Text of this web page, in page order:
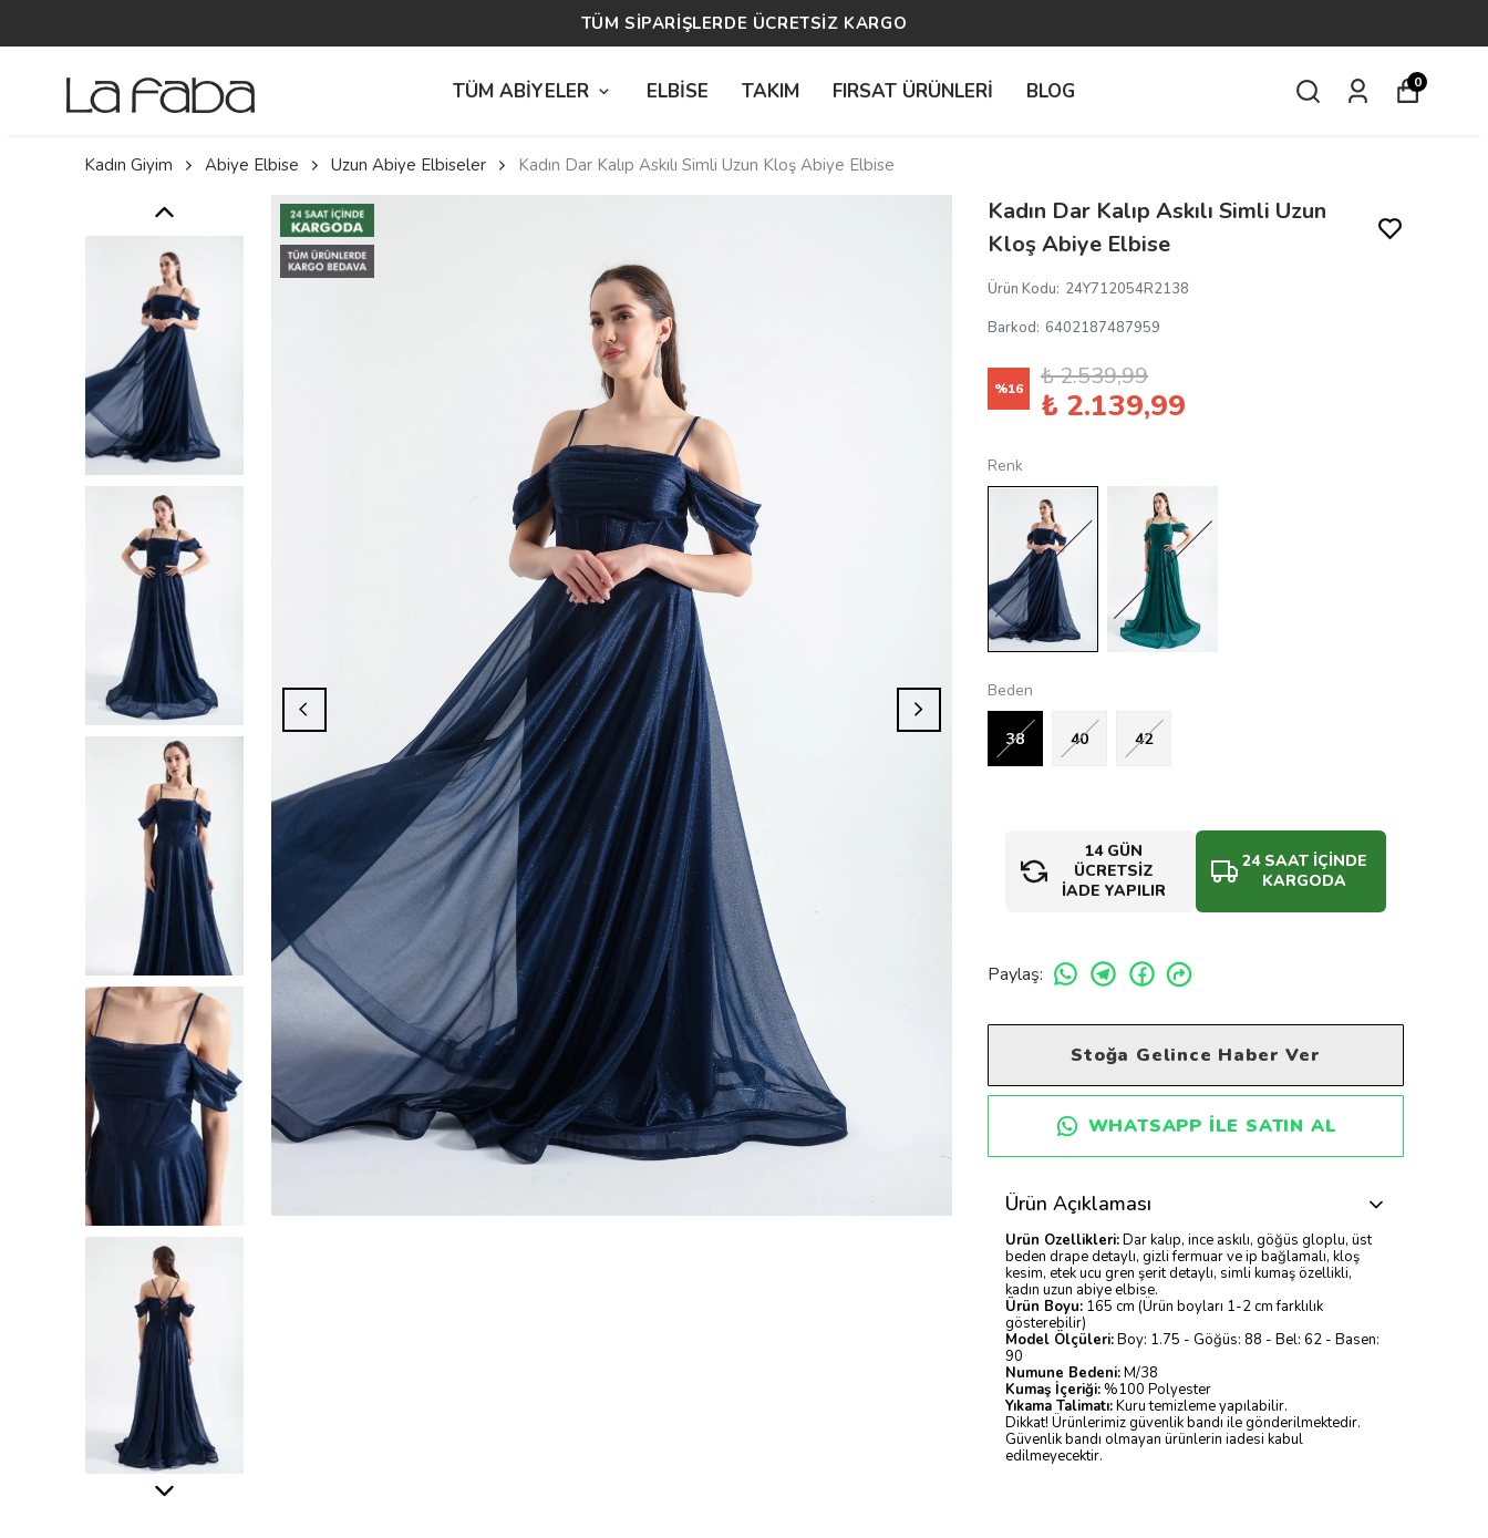
14 GÜN ÜCRETSİZ İADE
TÜM ABİYELER ELBİSE TAKIM FIRSAT ÜRÜNLERİ BLOG 0
Kadın Giyim Abiye Elbise Uzun Abiye Elbiseler Kadın Dar Kalıp Askılı Simli Uzun Kloş Abiye Elbise
Kadın Dar Kalıp Askılı Simli Uzun
Kloş Abiye Elbise
Ürün Kodu: 24Y712054R2138
Barkod: 6402187487959
%16 ₺ 2.539,99
₺ 2.139,99
Renk
Beden
38 40 42
14 GÜN
ÜCRETSİZ
İADE YAPILIR
24 SAAT İÇİNDE
KARGODA
Paylaş:
Stoğa Gelince Haber Ver
WHATSAPP ILE SATIN AL
Ürün Açıklaması
Ürün Özellikleri:Dar kalıp, ince askılı, göğüs gloplu, üst
beden drape detaylı, gizli fermuar ve ip bağlamalı, kloş
kesim, etek ucu gren şerit detaylı, simli kumaş özellikli,
kadın uzun abiye elbise.
Ürün Boyu: 165 cm (Ürün boyları 1-2 cm farklılık
gösterebilir)
Model Ölçüleri:Boy: 1.75 - Göğüs: 88 - Bel: 62 - Basen:
90
Numune Bedeni:M/38
Kumaş İçeriği: %100 Polyester
Yıkama Talimatı:Kuru temizleme yapılabilir.
Dikkat! Ürünlerimiz güvenlik bandı ile gönderilmektedir.
Güvenlik bandı olmayan ürünlerin iadesi kabul
edilmeyecektir.